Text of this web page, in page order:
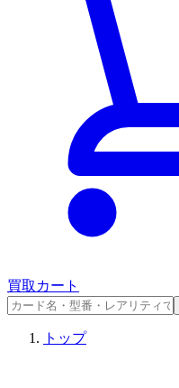
買取カート
トップ